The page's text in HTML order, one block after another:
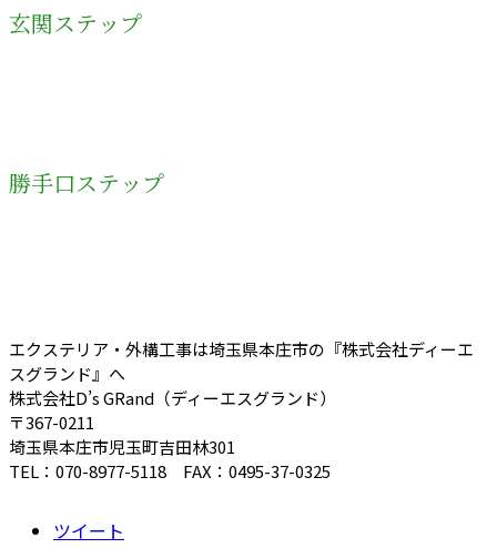
玄関ステップ
勝手口ステップ
エクステリア・外構工事は埼玉県本庄市の『株式会社ディーエ
スグランド』へ
株式会社D’s GRand（ディーエスグランド）
〒367-0211
埼玉県本庄市児玉町吉田林301
TEL：070-8977-5118 FAX：0495-37-0325
ツイート